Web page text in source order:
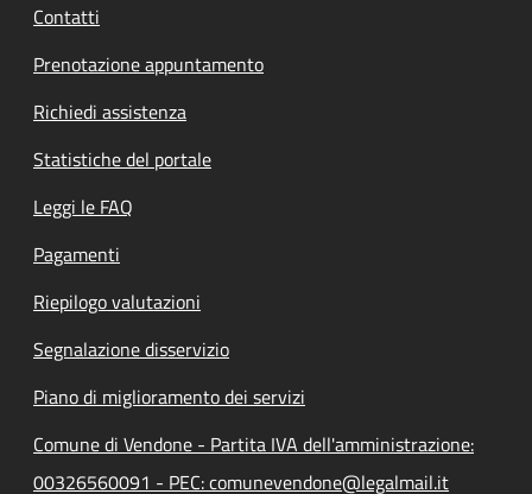
Contatti
Prenotazione appuntamento
Richiedi assistenza
Statistiche del portale
Leggi le FAQ
Pagamenti
Riepilogo valutazioni
Segnalazione disservizio
Piano di miglioramento dei servizi
Comune di Vendone - Partita IVA dell'amministrazione:
00326560091 - PEC: comunevendone@legalmail.it